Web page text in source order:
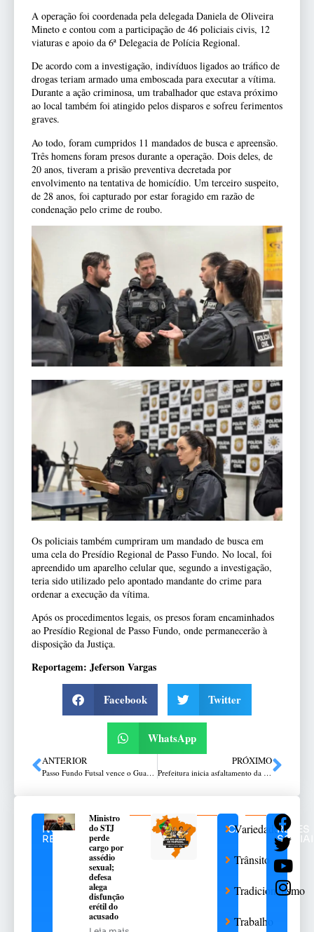
A operação foi coordenada pela delegada Daniela de Oliveira
Mineto e contou com a participação de 46 policiais civis, 12
viaturas e apoio da 6ª Delegacia de Polícia Regional.
De acordo com a investigação, indivíduos ligados ao tráfico de
drogas teriam armado uma emboscada para executar a vítima.
Durante a ação criminosa, um trabalhador que estava próximo
ao local também foi atingido pelos disparos e sofreu ferimentos
graves.
Ao todo, foram cumpridos 11 mandados de busca e apreensão.
Três homens foram presos durante a operação. Dois deles, de
20 anos, tiveram a prisão preventiva decretada por
envolvimento na tentativa de homicídio. Um terceiro suspeito,
de 28 anos, foi capturado por estar foragido em razão de
condenação pelo crime de roubo.
Os policiais também cumpriram um mandado de busca em
uma cela do Presídio Regional de Passo Fundo. No local, foi
apreendido um aparelho celular que, segundo a investigação,
teria sido utilizado pelo apontado mandante do crime para
ordenar a execução da vítima.
Após os procedimentos legais, os presos foram encaminhados
ao Presídio Regional de Passo Fundo, onde permanecerão à
disposição da Justiça.
Reportagem: Jeferson Vargas
Facebook Twitter
WhatsApp
ANTERIOR
Passo Fundo Futsal vence o Guarany e larga em vantagem na final da Taça Farroupilha
PRÓXIMO
Prefeitura inicia asfaltamento da Rua Independência pelo programa “Minha Rua com Asfalto”
NOTÍCIAS
RELACIONADAS
Ministro
do STJ
perde
cargo por
assédio
sexual;
defesa
alega
disfunção
erétil do
acusado
CATEGORIAS
Variedades
Trânsito
Tradicionalismo
Trabalho
REDES